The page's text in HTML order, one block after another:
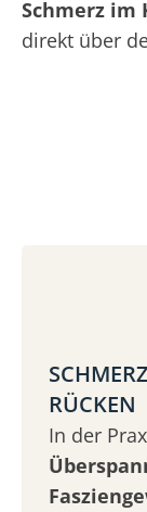
Schmerz im
direkt über
RÜCKEN
In der